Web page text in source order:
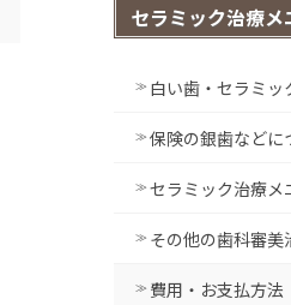
セラミック治療メ
白い歯・セラミッ
保険の銀歯などに
セラミック治療メ
その他の歯科審美
費用・お支払方法